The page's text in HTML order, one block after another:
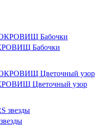
Бабочки
Цветочный узор